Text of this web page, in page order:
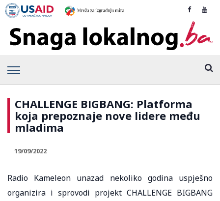
CHALLENGE BIGBANG: Platforma
koja prepoznaje nove lidere među
mladima
19/09/2022
Radio Kameleon unazad nekoliko godina uspješno
organizira i sprovodi projekt CHALLENGE BIGBANG